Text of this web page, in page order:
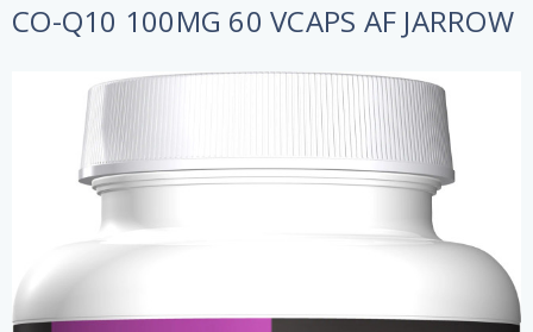
CO-Q10 100MG 60 VCAPS AF JARROW